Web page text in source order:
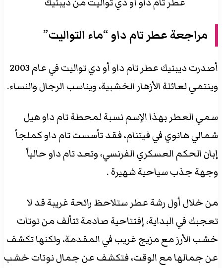
مراجعة عطر تام داو “ماء التواليت”
أصدرت ديبتيك عطر تام داو أو دي تواليت في عام 2003
وينتمي لعائلة الأزهار الخشبية، ويناسب الرجال والنساء.
سمي العطر بهذا الإسم نسبة لمحطة تام داو هيل
شمالي هانوي في فيتنام، فقد تأسست تام داو كملجأ
إبان الحكم العسكري الفرنسي، وتعد تام داو حالياً
وجهة جذب سياحية شهيرة .
من خلال أول رشة عطر ستلاحظ رائحة غريبة قد لا
تعجبك في البداية، إفتتاحية صادمة تتألف من نوتات
خشب الأرز مع مزيج غريب في المقدمة، ولكنها تكشف
عن جمالها مع الوقت، فتكشف عن جمال نوتات خشب